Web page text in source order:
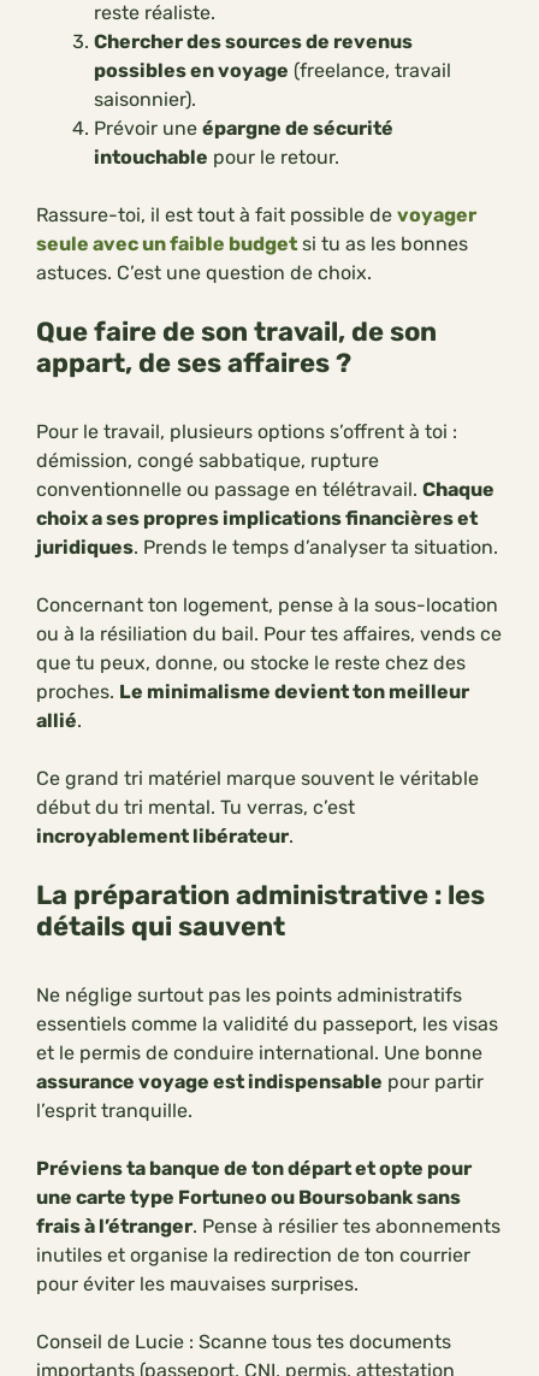
reste réaliste.
Chercher des sources de revenus
possibles en voyage (freelance, travail
saisonnier).
Prévoir une épargne de sécurité
intouchable pour le retour.
Rassure-toi, il est tout à fait possible de voyager
seule avec un faible budget si tu as les bonnes
astuces. C’est une question de choix.
Que faire de son travail, de son
appart, de ses affaires ?
Pour le travail, plusieurs options s’offrent à toi :
démission, congé sabbatique, rupture
conventionnelle ou passage en télétravail. Chaque
choix a ses propres implications financières et
juridiques. Prends le temps d’analyser ta situation.
Concernant ton logement, pense à la sous-location
ou à la résiliation du bail. Pour tes affaires, vends ce
que tu peux, donne, ou stocke le reste chez des
proches. Le minimalisme devient ton meilleur
allié.
Ce grand tri matériel marque souvent le véritable
début du tri mental. Tu verras, c’est
incroyablement libérateur.
La préparation administrative : les
détails qui sauvent
Ne néglige surtout pas les points administratifs
essentiels comme la validité du passeport, les visas
et le permis de conduire international. Une bonne
assurance voyage est indispensable pour partir
l’esprit tranquille.
Préviens ta banque de ton départ et opte pour
une carte type Fortuneo ou Boursobank sans
frais à l’étranger. Pense à résilier tes abonnements
inutiles et organise la redirection de ton courrier
pour éviter les mauvaises surprises.
Conseil de Lucie : Scanne tous tes documents
importants (passeport, CNI, permis, attestation